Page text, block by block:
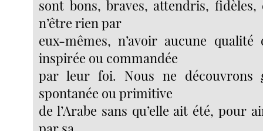
sont bons, braves, attendris,
n’être rien par
eux-mêmes, n’avoir aucune
inspirée ou commandée
par leur foi. Nous ne découvrons
spontanée ou primitive
de l’Arabe sans qu’elle ait été, pour